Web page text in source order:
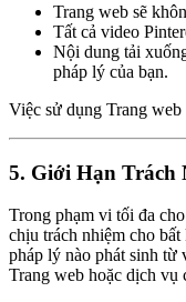
Trang web sẽ
Tất cả video
Nội dung tải
pháp lý của bạn.
Việc sử dụng Trang
5. Giới Hạn Trách
Trong phạm vi tối đa
chịu trách nhiệm cho
pháp lý nào phát sinh từ
Trang web hoặc dịch vụ